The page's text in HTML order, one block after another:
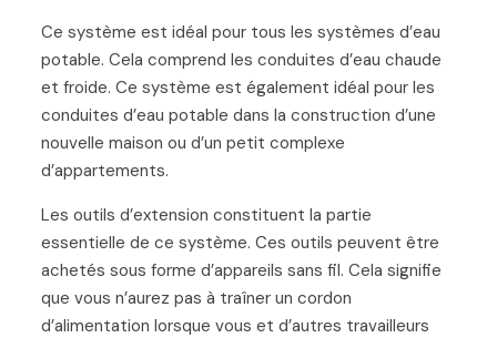
Ce système est idéal pour tous les systèmes d’eau
potable. Cela comprend les conduites d’eau chaude
et froide. Ce système est également idéal pour les
conduites d’eau potable dans la construction d’une
nouvelle maison ou d’un petit complexe
d’appartements.
Les outils d’extension constituent la partie
essentielle de ce système. Ces outils peuvent être
achetés sous forme d’appareils sans fil. Cela signifie
que vous n’aurez pas à traîner un cordon
d’alimentation lorsque vous et d’autres travailleurs